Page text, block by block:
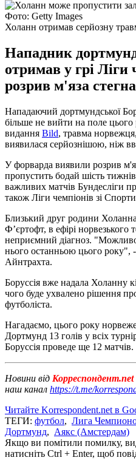
Фото: Getty Images
Холанн отримав серйозну
Нападник
отримав у грі Ліги
розрив м'яза
Нападаючий дортмундської
більше не вийти на поле
видання Bild, травма
виявилася серйознішою, ніж
У форварда виявили розрив
пропустить бодай шість
важливих матчів Бундесліги
також Ліги чемпіонів зі
Близький друг родини
Ф’єртофт, в ефірі норвезького
неприємний діагноз.
нього останньою цього року",
Айнтрахта.
Боруссія вже надала Холанну
чого буде ухвалено рішення
футболіста.
Нагадаємо, цього року
Дортмунд 13 голів у всіх
Боруссія проведе ще 12 матчів.
Новини від Корреспондент.net
наш канал https://t.me/
Читайте Korrespondent.net в
ТЕГИ: футбол, Лига
Дортмунд, Аякс (Амстердам)
Якщо ви помітили помилку,
натисніть Ctrl + Enter, щоб